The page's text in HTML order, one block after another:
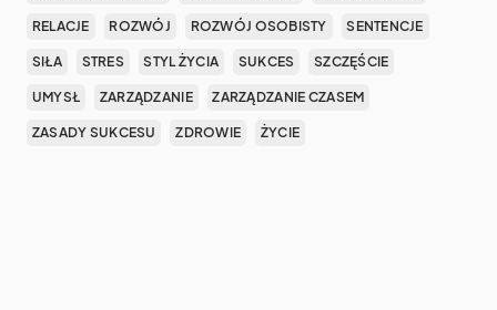
RELACJE ROZWÓJ ROZWÓJ OSOBISTY SENTENCJE
SIŁA STRES STYL ŻYCIA SUKCES SZCZĘŚCIE
UMYSŁ ZARZĄDZANIE ZARZĄDZANIE CZASEM
ZASADY SUKCESU ZDROWIE ŻYCIE